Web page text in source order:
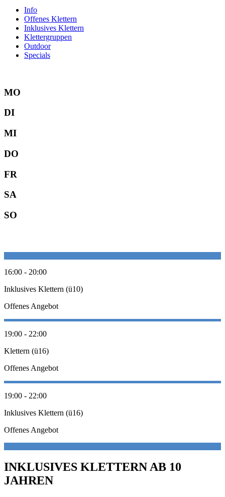
Info
Offenes Klettern
Inklusives Klettern
Klettergruppen
Outdoor
Specials
MO
DI
MI
DO
FR
SA
SO
16:00 - 20:00
Inklusives Klettern (ü10)
Offenes Angebot
19:00 - 22:00
Klettern (ü16)
Offenes Angebot
19:00 - 22:00
Inklusives Klettern (ü16)
Offenes Angebot
INKLUSIVES KLETTERN AB 10
JAHREN